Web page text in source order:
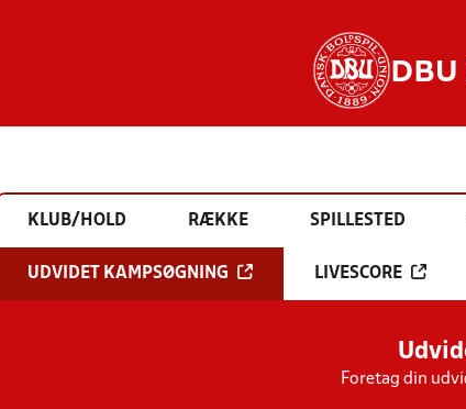
KLUB/HOLD RÆKKE SPILLESTED
UDVIDET KAMPSØGNING LIVESCORE
Foretag din